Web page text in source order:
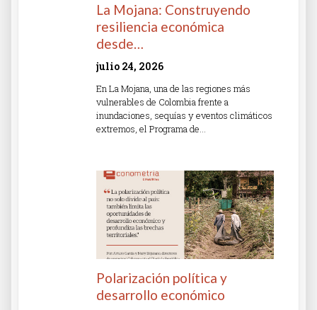
La Mojana: Construyendo
resiliencia económica
desde…
julio 24, 2026
En La Mojana, una de las regiones más
vulnerables de Colombia frente a
inundaciones, sequías y eventos climáticos
extremos, el Programa de…
Polarización política y
desarrollo económico